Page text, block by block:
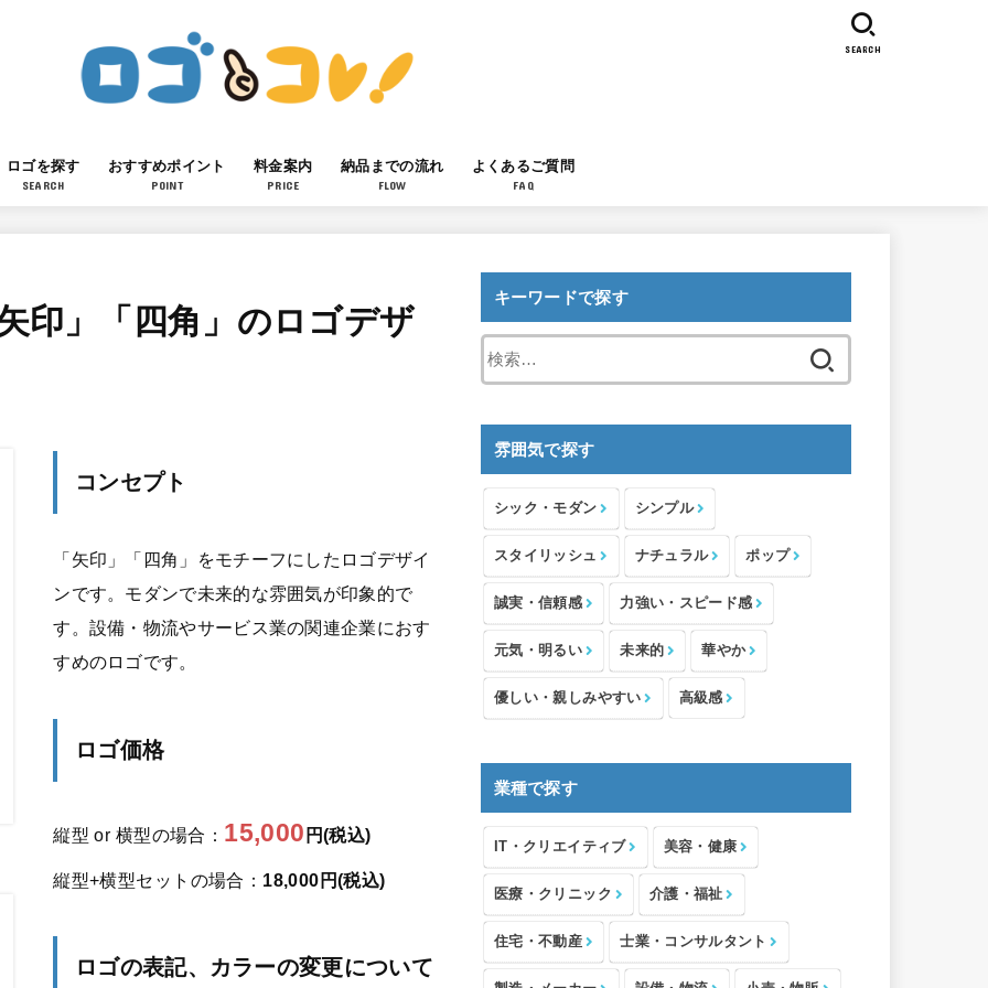
ロゴを探す
SEARCH
おすすめポイント
POINT
料金案内
PRICE
納品までの流れ
FLOW
よくあるご質問
FAQ
SEARCH
印」「四角」のロゴデザ
コンセプト
「矢印」「四角」をモチーフにしたロゴデザイ
ンです。モダンで未来的な雰囲気が印象的で
す。設備・物流やサービス業の関連企業におす
すめのロゴです。
ロゴ価格
縦型 or 横型の場合： 15,000 円(税込)
縦型+横型セットの場合： 18,000円(税込)
ロゴの表記、カラーの変更について
キーワードで探す
索:
雰囲気で探す
シック・モダン シンプル
スタイリッシュ ナチュラル ポップ
誠実・信頼感 力強い・スピード感
元気・明るい 未来的 華やか
優しい・親しみやすい 高級感
業種で探す
IT・クリエイティブ 美容・健康
医療・クリニック 介護・福祉
住宅・不動産 士業・コンサルタント